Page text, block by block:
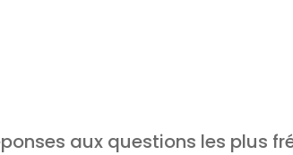
aux questions les plus